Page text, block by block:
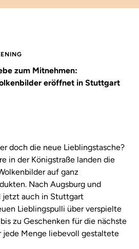
zum Mitnehmen:
eröffnet in Stuttgart
doch die neue Lieblingstasche?
in der Königstraße landen die
auf ganz
Nach Augsburg und
jetzt auch in Stuttgart
Lieblingspulli über verspielte
zu Geschenken für die nächste
jede Menge liebevoll gestaltete